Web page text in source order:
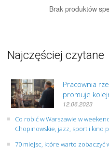
Brak produktów
Najczęściej czytane
Pracownia
promuje
12.06.2023
Co robić w Warszawie w
Chopinowskie, jazz, sport i kino
70 miejsc, które warto zobaczyć